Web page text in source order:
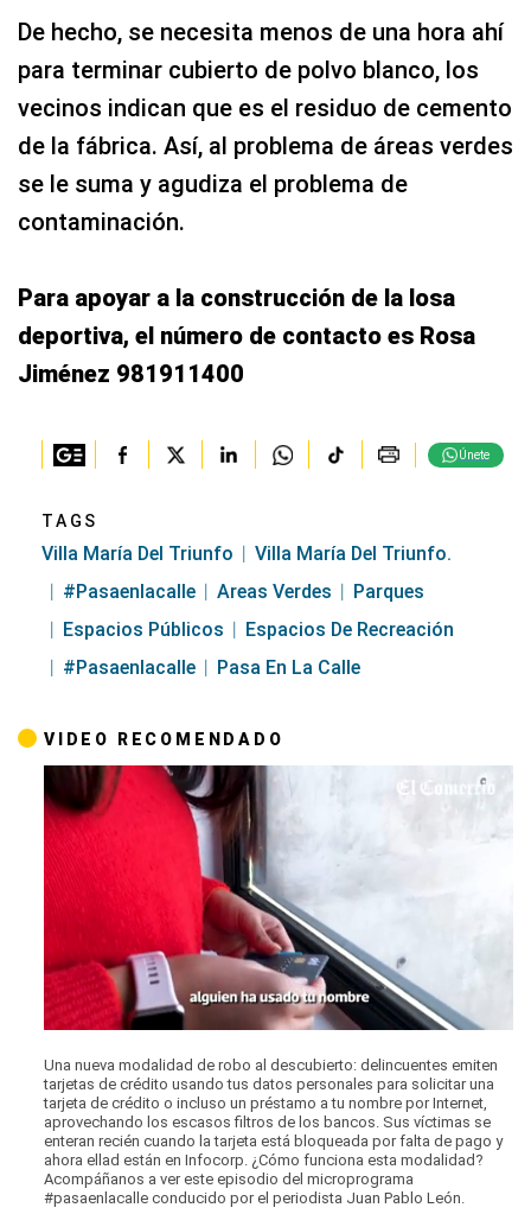
De hecho, se necesita menos de una hora ahí
para terminar cubierto de polvo blanco, los
vecinos indican que es el residuo de cemento
de la fábrica. Así, al problema de áreas verdes
se le suma y agudiza el problema de
contaminación.
Para apoyar a la construcción de la losa
deportiva, el número de contacto es Rosa
Jiménez 981911400
Únete
TAGS
Villa María Del Triunfo
Villa María Del Triunfo.
#pasaenlacalle
Areas Verdes
Parques
Espacios Públicos
Espacios De Recreación
#pasaenlacalle
Pasa En La Calle
VIDEO RECOMENDADO
of
10
minutes,
30
seconds
Una nueva modalidad de robo al descubierto: delincuentes emiten
tarjetas de crédito usando tus datos personales para solicitar una
tarjeta de crédito o incluso un préstamo a tu nombre por Internet,
aprovechando los escasos filtros de los bancos. Sus víctimas se
enteran recién cuando la tarjeta está bloqueada por falta de pago y
ahora ellad están en Infocorp. ¿Cómo funciona esta modalidad?
Acompáñanos a ver este episodio del microprograma
#pasaenlacalle conducido por el periodista Juan Pablo León.